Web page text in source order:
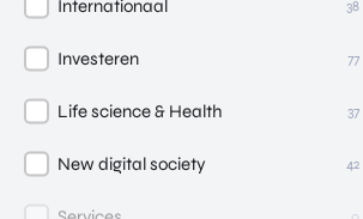
Internationaal 38
Investeren 77
Life science & Health 37
New digital society 42